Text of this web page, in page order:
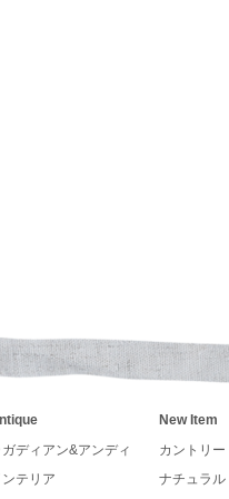
ントリー調カレンダーLegacy レガシ
フェルトをプレゼント致します
ガディアン&アンディ
ンテリア
New Item
カントリー
ナチュラル